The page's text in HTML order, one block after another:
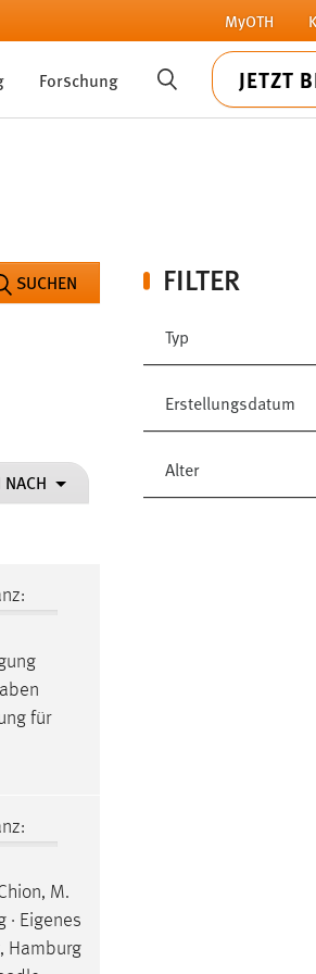
MyOTH
Forschung SUCHE JETZT
FILTER
Typ
Erstellungsdatum
Alter
SUCHEN
NACH
für
M.
· Eigenes
Hamburg